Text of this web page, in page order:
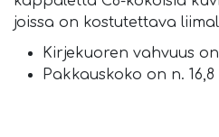
joissa on kostutettava
Kirjekuoren vahvuus on
Pakkauskoko on n. 16,8